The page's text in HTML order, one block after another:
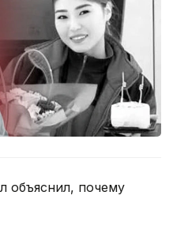
объяснил, почему